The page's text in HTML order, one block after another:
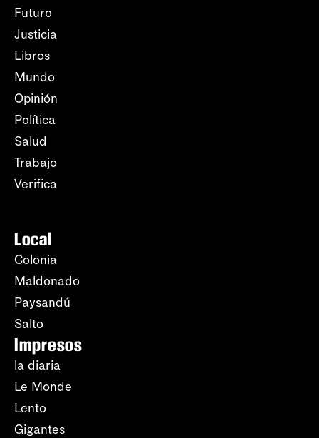
Futuro
Justicia
Libros
Mundo
Opinión
Política
Salud
Trabajo
Verifica
Local
Colonia
Maldonado
Paysandú
Salto
Impresos
la diaria
Le Monde
Lento
Gigantes